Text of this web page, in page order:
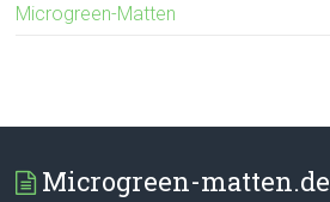
Microgreen-Matten
Microgreen-matten.de